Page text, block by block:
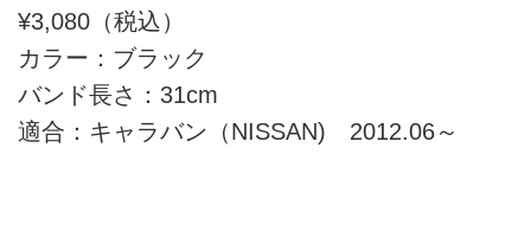
¥3,080（税込）
カラー：ブラック
バンド長さ：31cm
適合：キャラバン（NISSAN) 2012.06～